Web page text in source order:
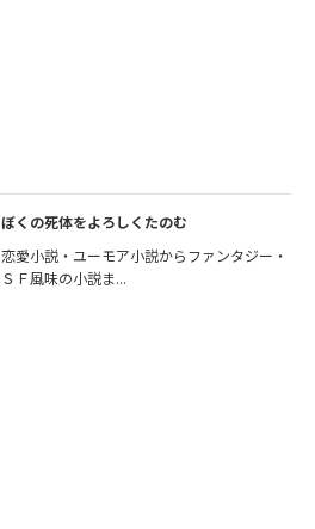
ぼくの死体をよろしくたのむ
恋愛小説・ユーモア小説からファンタジー・
ＳＦ風味の小説ま...